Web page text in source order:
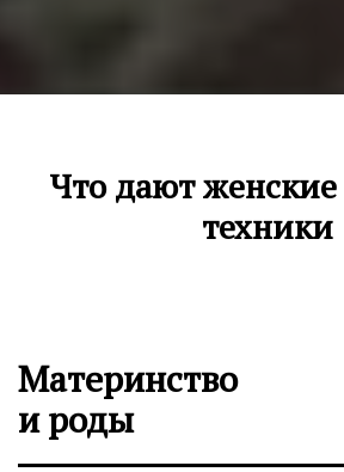
Что дают женские
техники
Материнство
и роды